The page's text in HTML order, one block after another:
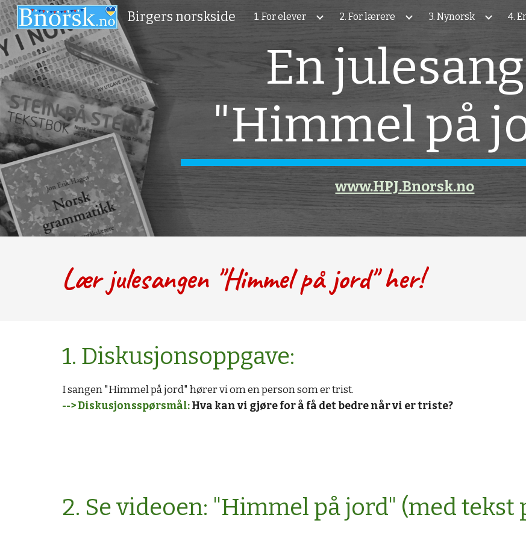
Skip to main content Skip to
Birgers norskside 1. For elever 2. For lærere 3. Nynorsk 4.
En
"Himmel på
www.HPJ.Bnorsk.no
Lær julesangen "Himmel på jord" her!
1. Diskusjonsoppgave:
I sangen "Himmel på jord" hører vi om en person som er trist.
--> Diskusjonsspørsmål: Hva kan vi gjøre for å få det bedre når vi er triste?
2. Se videoen: "Himmel på jord" (med tekst